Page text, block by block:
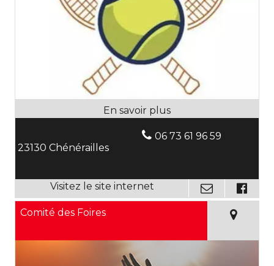
23130 Chénérailles
06 73 61 96 59
Comité des Foires